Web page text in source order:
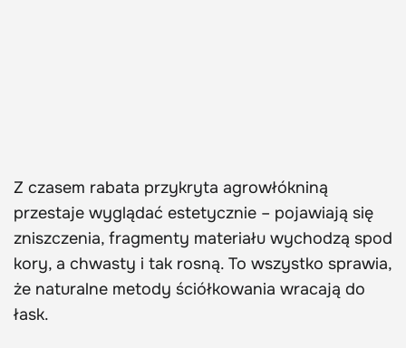
Z czasem rabata przykryta agrowłókniną
przestaje wyglądać estetycznie – pojawiają się
zniszczenia, fragmenty materiału wychodzą spod
kory, a chwasty i tak rosną. To wszystko sprawia,
że naturalne metody ściółkowania wracają do
łask.